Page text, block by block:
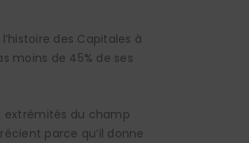
des Capitales à
moins de 45% de ses
extrémités du champ
parce qu’il donne